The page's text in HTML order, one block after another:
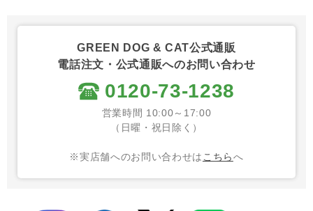
GREEN DOG & CAT公式通販
電話注文・公式通販へのお問い合わせ
0120-73-1238
営業時間 10:00～17:00
（日曜・祝日除く）
※実店舗へのお問い合わせは こちらへ